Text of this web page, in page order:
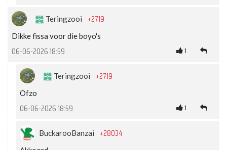
Teringzooi +2719
Dikke fissa voor die boyo's
06-06-2026 18:59 1
Teringzooi +2719
Ofzo
06-06-2026 18:59 1
BuckarooBanzai +28034